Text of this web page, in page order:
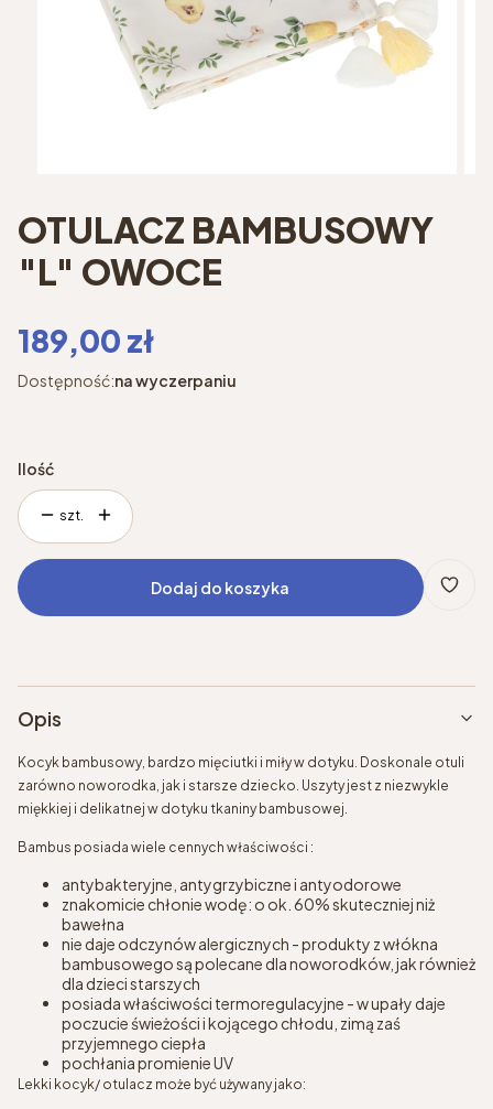
OTULACZ BAMBUSOWY
"L" OWOCE
Cena
189,00 zł
Dostępność:na wyczerpaniu
Ilość
szt.
Dodaj do koszyka
Opis
Kocyk bambusowy, bardzo mięciutki i miły w dotyku. Doskonale otuli
zarówno noworodka, jak i starsze dziecko. Uszyty jest z niezwykle
miękkiej i delikatnej w dotyku tkaniny bambusowej.
Bambus posiada wiele cennych właściwości :
antybakteryjne, antygrzybiczne i antyodorowe
znakomicie chłonie wodę: o ok. 60% skuteczniej niż
bawełna
nie daje odczynów alergicznych - produkty z włókna
bambusowego są polecane dla noworodków, jak również
dla dzieci starszych
posiada właściwości termoregulacyjne - w upały daje
poczucie świeżości i kojącego chłodu, zimą zaś
przyjemnego ciepła
pochłania promienie UV
Lekki kocyk/ otulacz może być używany jako: